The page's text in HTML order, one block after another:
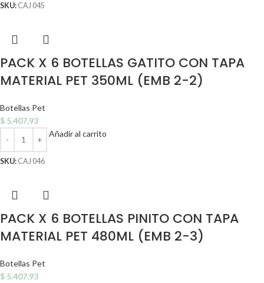
SKU: CAJ 045
PACK X 6 BOTELLAS GATITO CON TAPA
MATERIAL PET 350ML (EMB 2-2)
Botellas Pet
$ 5.407,93
Añadir al carrito
SKU: CAJ 046
PACK X 6 BOTELLAS PINITO CON TAPA
MATERIAL PET 480ML (EMB 2-3)
Botellas Pet
$ 5.407,93